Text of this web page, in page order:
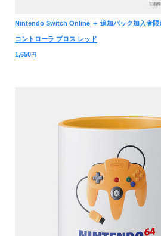
Nintendo Switch Online ＋ 追加パック加入者限
コントローラ ブロス レッド
1,650円